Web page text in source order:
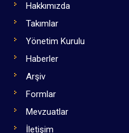
Hakkımızda
Takımlar
Yönetim Kurulu
Haberler
Arşiv
Formlar
Mevzuatlar
İletişim